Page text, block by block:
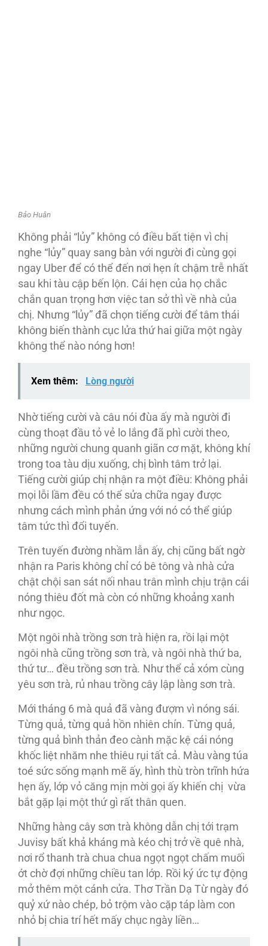
Bảo Huân
Không phải “lủy” không có điều bất tiện vì chị
nghe “lủy” quay sang bàn với người đi cùng gọi
ngay Uber để có thể đến nơi hẹn ít chậm trễ nhất
sau khi tàu cập bến lộn. Cái hẹn của họ chắc
chắn quan trọng hơn việc tan sở thì về nhà của
chị. Nhưng “lủy” đã chọn tiếng cười để tâm thái
không biến thành cục lửa thứ hai giữa một ngày
không thể nào nóng hơn!
Xem thêm: Lòng người
Nhờ tiếng cười và câu nói đùa ấy mà người đi
cùng thoạt đầu tỏ vẻ lo lắng đã phì cười theo,
những người chung quanh giãn cơ mặt, không khí
trong toa tàu dịu xuống, chị bình tâm trở lại.
Tiếng cười giúp chị nhận ra một điều: Không phải
mọi lỗi lầm đều có thể sửa chữa ngay được
nhưng cách mình phản ứng với nó có thể giúp
tâm tức thì đổi tuyến.
Trên tuyến đường nhầm lẫn ấy, chị cũng bất ngờ
nhận ra Paris không chỉ có bê tông và nhà cửa
chật chội san sát nối nhau trân mình chịu trận cái
nóng thiêu đốt mà còn có những khoảng xanh
như ngọc.
Một ngôi nhà trồng sơn trà hiện ra, rồi lại một
ngôi nhà cũng trồng sơn trà, và ngôi nhà thứ ba,
thứ tư… đều trồng sơn trà. Như thể cả xóm cùng
yêu sơn trà, rủ nhau trồng cây lập làng sơn trà.
Mới tháng 6 mà quả đã vàng đượm vì nóng sái.
Từng quả, từng quả hồn nhiên chín. Từng quả,
từng quả bình thản đeo cành mặc kệ cái nóng
khốc liệt nhăm nhe thiêu rụi tất cả. Màu vàng túa
toé sức sống mạnh mẽ ấy, hình thù tròn trĩnh hứa
hẹn ấy, lớp vỏ căng mịn mời gọi ấy khiến chị vừa
bắt gặp lại một thứ gì rất thân quen.
Những hàng cây sơn trà không dẫn chị tới trạm
Juvisy bất khả kháng mà kéo chị trở về quê nhà,
nơi rổ thanh trà chua chua ngọt ngọt chấm muối
ớt chờ đợi những chiều tan lớp. Rồi ký ức tự động
mở thêm một cánh cửa. Thơ Trần Dạ Từ ngày đó
quỷ xứ nào chép, bỏ trộm vào cặp táp làm con
nhỏ bị chia trí hết mấy chục ngày liền…